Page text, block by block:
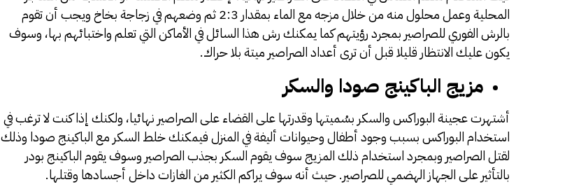
المحلية وعمل محلول منه من خلال مزجه مع الماء بمقدار 2:3 ثم وضعهم في زجاجة بخاخ ويجب أن تقوم
بالرش الفوري للصراصير بمجرد رؤيتهم كما يمكنك رش هذا السائل في الأماكن التي تعلم واختبائهم بها، وسوف
يكون عليك الانتظار قليلا قبل أن ترى أعداد الصراصير ميتة بلا حراك.
مزيج الباكينج صودا والسكر
أشتهرت عجينة البوراكس والسكر بسُميتها وقدرتها على القضاء على الصراصير نهائيا، ولكنك إذا كنت لا ترغب في
استخدام البوراكس بسبب وجود أطفال وحيوانات أليفة في المنزل فيمكنك خلط السكر مع الباكينج صودا وذلك
لقتل الصراصير وبمجرد استخدام ذلك المزيج سوف يقوم السكر بجذب الصراصير وسوف يقوم الباكينج بودر
بالتأثير على الجهاز الهضمي للصراصير. حيث أنه سوف يراكم الكثير من الغازات داخل أجسادها وقتلها.